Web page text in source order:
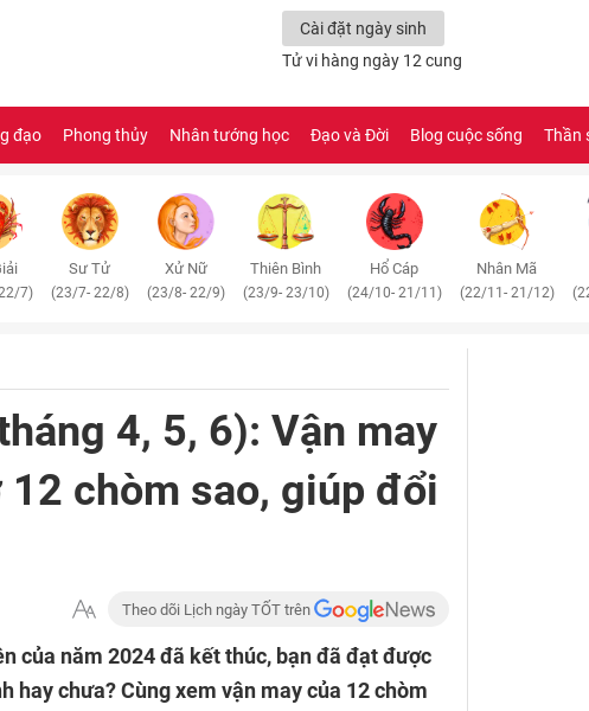
Cài đặt ngày sinh
Tử vi hàng ngày 12 cung
đạo Phong thủy Nhân tướng học Đạo và Đời Blog cuộc sống Thần
7)
Sư Tử
(23/7- 22/8)
Xử Nữ
(23/8- 22/9)
Thiên Bình
(23/9- 23/10)
Hổ Cáp
(24/10- 21/11)
Nhân Mã
(22/11- 21/12)
4, 5, 6): Vận may
chòm sao, giúp đổi
Theo dõi Lịch ngày TỐT trên
của năm 2024 đã kết thúc, bạn đã đạt được
hay chưa? Cùng xem vận may của 12 chòm